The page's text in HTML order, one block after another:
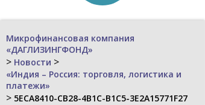
Микрофинансовая компания
«ДАГЛИЗИНГФОНД»
> Новости >
«Индия – Россия: торговля, логистика и
платежи»
> 5ECA8410-CB28-4B1C-B1C5-3E2A15771F27